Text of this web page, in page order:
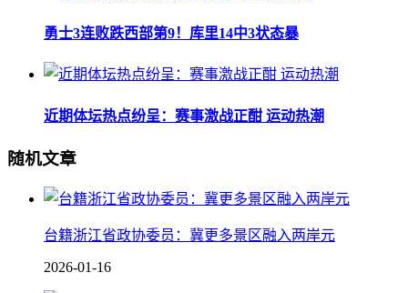
勇士3连败跌西部第9！库里14中3状态暴
近期体坛热点纷呈：赛事激战正酣 运动热潮
随机文章
台籍浙江省政协委员：冀更多景区融入两岸元
2026-01-16